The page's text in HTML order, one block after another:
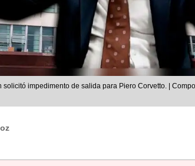
solicitó impedimento de salida para Piero Corvetto. |